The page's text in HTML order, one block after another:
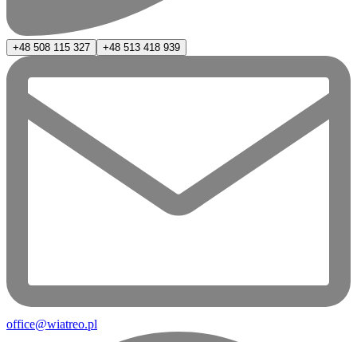
+48 508 115 327 +48 513 418 939
office@wiatreo.pl